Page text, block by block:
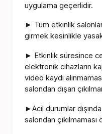
uygulama geçerlidir.
► Tüm etkinlik
girmek kesinlikle
► Etkinlik süresince
elektronik cihazların
video kaydı
salondan dışarı
►Acil durumlar
salondan